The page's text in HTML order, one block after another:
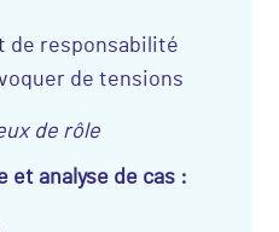
de responsabilité
de tensions
de rôle
et analyse de cas :